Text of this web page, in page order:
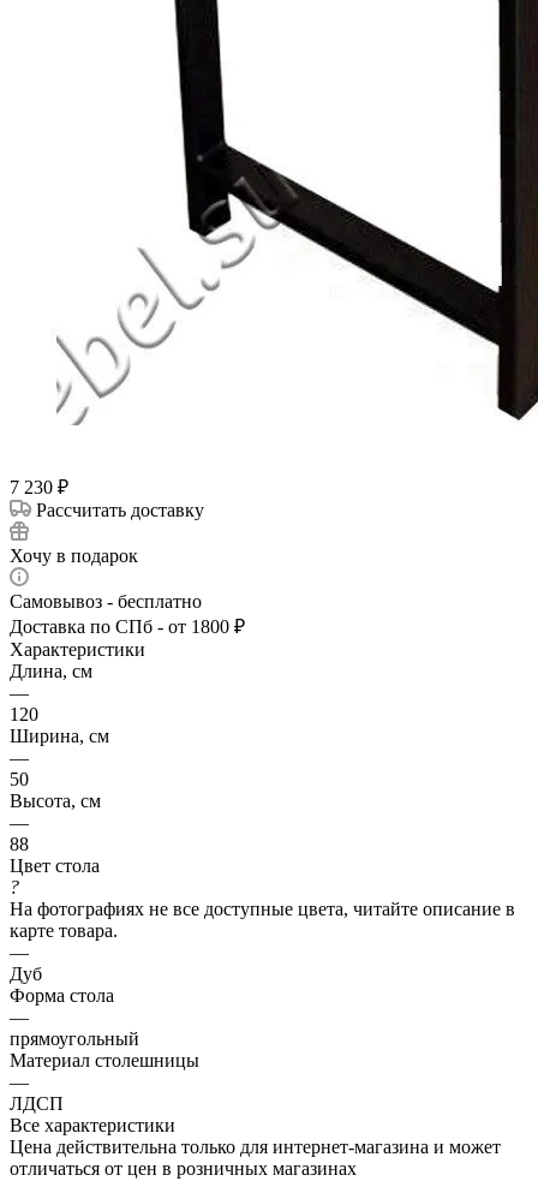
7 230 ₽
Рассчитать доставку
Хочу в подарок
Самовывоз - бесплатно
Доставка по СПб - от 1800 ₽
Характеристики
Длина, см
—
120
Ширина, см
—
50
Высота, см
—
88
Цвет стола
?
На фотографиях не все доступные цвета, читайте описание в
карте товара.
—
Дуб
Форма стола
—
прямоугольный
Материал столешницы
—
ЛДСП
Все характеристики
Цена действительна только для интернет-магазина и может
отличаться от цен в розничных магазинах